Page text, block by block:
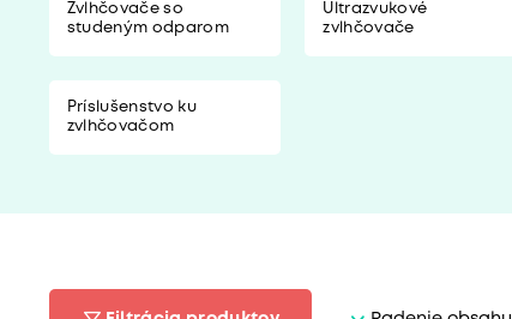
Zvlhčovače so
studeným odparom
Ultrazvukové
zvlhčovače
Príslušenstvo ku
zvlhčovačom